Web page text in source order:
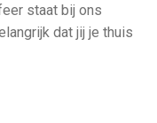
staat bij ons
dat jij je thuis